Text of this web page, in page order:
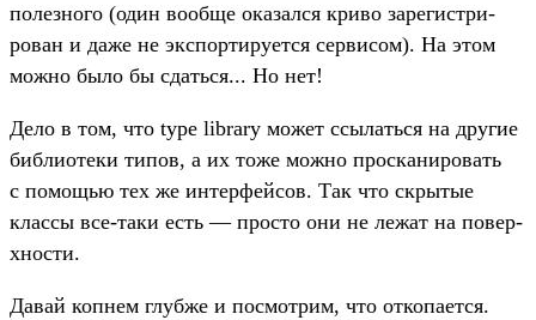
полез­ного (один вооб­ще ока­зал­ся кри­во зарегис­три­
рован и даже не экспор­тиру­ется сер­висом). На этом
мож­но было бы сдать­ся... Но нет!
Де­ло в том, что type library может ссы­лать­ся на дру­гие
биб­лиоте­ки типов, а их тоже мож­но прос­каниро­вать
с помощью тех же интерфей­сов. Так что скры­тые
клас­сы все‑таки есть — прос­то они не лежат на повер­
хнос­ти.
Да­вай коп­нем глуб­же и пос­мотрим, что отко­пает­ся.